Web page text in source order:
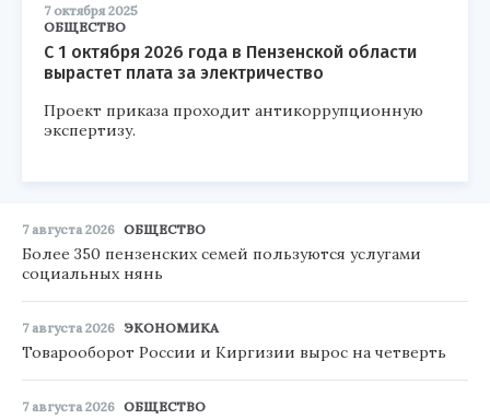
7 октября 2025
ОБЩЕСТВО
С 1 октября 2026 года в Пензенской области
вырастет плата за электричество
Проект приказа проходит антикоррупционную
экспертизу.
7 августа 2026 ОБЩЕСТВО
Более 350 пензенских семей пользуются услугами
социальных нянь
7 августа 2026 ЭКОНОМИКА
Товарооборот России и Киргизии вырос на четверть
7 августа 2026 ОБЩЕСТВО